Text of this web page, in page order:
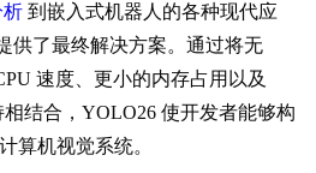
析 到嵌入式机器人的各种现代应
供了最终解决方案。通过将无
速度、更小的内存占用以及
结合，YOLO26 使开发者能够构
算机视觉系统。